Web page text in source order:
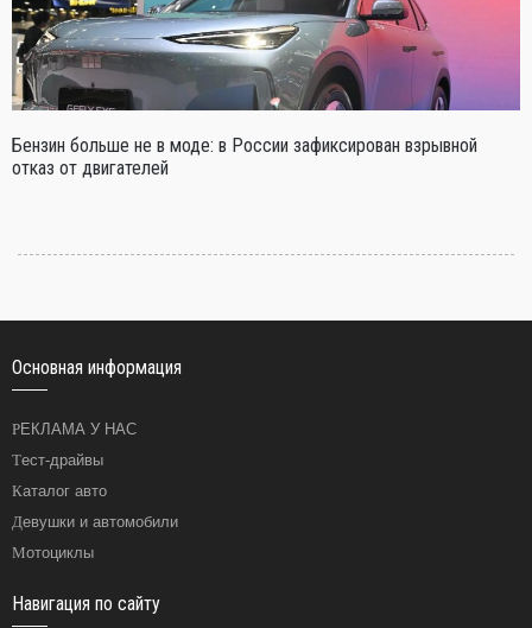
Бензин больше не в моде: в России зафиксирован взрывной
отказ от двигателей
Основная информация
РЕКЛАМА У НАС
Тест-драйвы
Каталог авто
Девушки и автомобили
Мотоциклы
Навигация по сайту